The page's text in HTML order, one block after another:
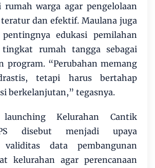
rumah warga agar pengelolaan
dan efektif. Maulana juga
edukasi pemilahan
rumah tangga sebagai
program. “Perubahan memang
tetapi harus bertahap
berkelanjutan,” tegasnya.
Kelurahan Cantik
disebut menjadi upaya
validitas data pembangunan
kelurahan agar perencanaan